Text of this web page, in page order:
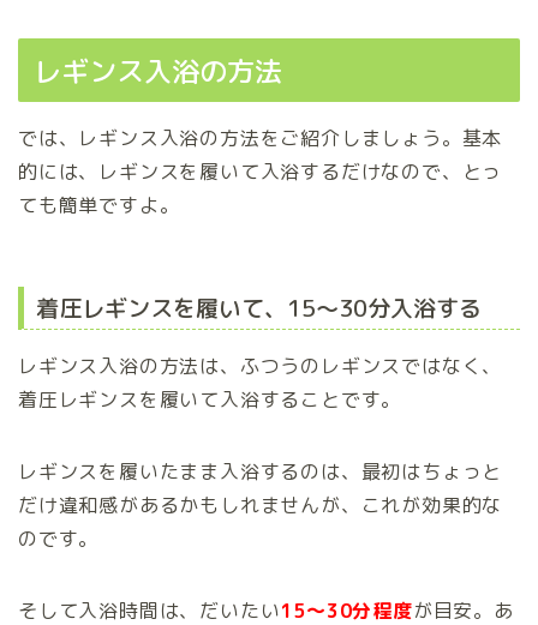
レギンス入浴の方法
では、レギンス入浴の方法をご紹介しましょう。基本
的には、レギンスを履いて入浴するだけなので、とっ
ても簡単ですよ。
着圧レギンスを履いて、15～30分入浴する
レギンス入浴の方法は、ふつうのレギンスではなく、
着圧レギンスを履いて入浴することです。
レギンスを履いたまま入浴するのは、最初はちょっと
だけ違和感があるかもしれませんが、これが効果的な
のです。
そして入浴時間は、だいたい15～30分程度が目安。あ